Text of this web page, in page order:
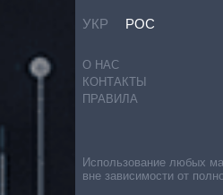
УКР РОС
О НАС
КОНТАКТЫ
ПРАВИЛА
Использование любых
вне зависимости от